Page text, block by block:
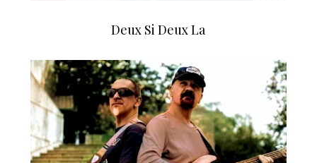
Deux Si Deux La